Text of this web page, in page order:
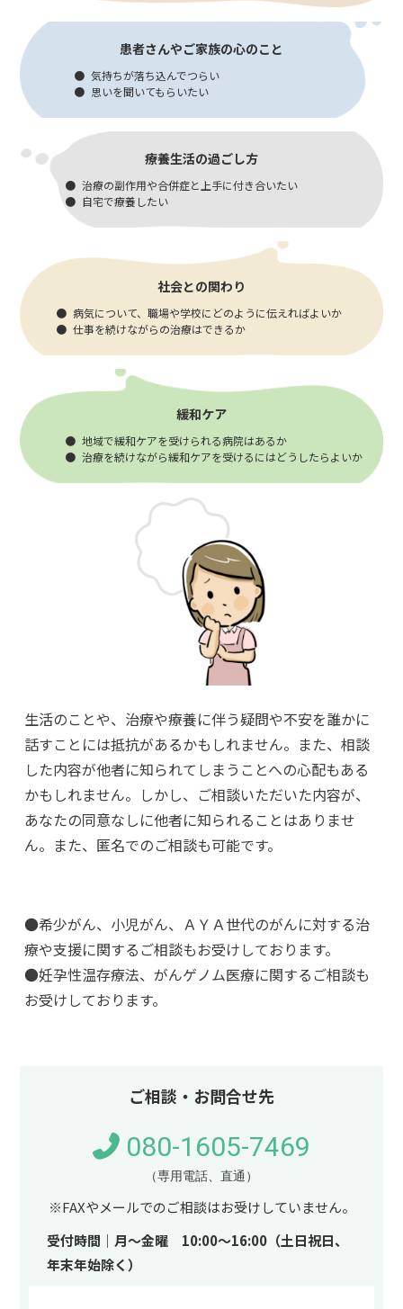
患者さんやご家族の心のこと
気持ちが落ち込んでつらい
思いを聞いてもらいたい
療養生活の過ごし方
治療の副作用や合併症と上手に付き合いたい
自宅で療養したい
社会との関わり
病気について、職場や学校にどのように伝えればよいか
仕事を続けながらの治療はできるか
緩和ケア
地域で緩和ケアを受けられる病院はあるか
治療を続けながら緩和ケアを受けるにはどうしたらよいか
生活のことや、治療や療養に伴う疑問や不安を誰かに
話すことには抵抗があるかもしれません。また、相談
した内容が他者に知られてしまうことへの心配もある
かもしれません。しかし、ご相談いただいた内容が、
あなたの同意なしに他者に知られることはありませ
ん。また、匿名でのご相談も可能です。
●希少がん、小児がん、ＡＹＡ世代のがんに対する治
療や支援に関するご相談もお受けしております。
●妊孕性温存療法、がんゲノム医療に関するご相談も
お受けしております。
ご相談・お問合せ先
080-1605-7469
（専用電話、直通）
※FAXやメールでのご相談はお受けしていません。
受付時間｜月～金曜 10:00～16:00（土日祝日、
年末年始除く）